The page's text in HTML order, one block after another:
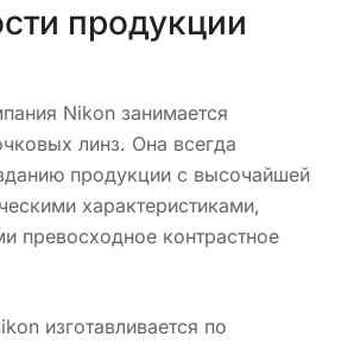
продукции
Nikon занимается
линз. Она всегда
продукции с высочайшей
характеристиками,
превосходное контрастное
изготавливается по